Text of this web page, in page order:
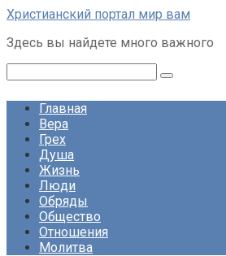
Перейти
контенту
Христианский портал мир вам
Здесь вы найдете много важного
Главная
Вера
Грех
Душа
Жизнь
Люди
Обряды
Общество
Отношения
Молитва